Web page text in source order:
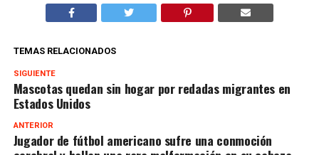
TEMAS RELACIONADOS
SIGUIENTE
Mascotas quedan sin hogar por redadas migrantes en
Estados Unidos
ANTERIOR
Jugador de fútbol americano sufre una conmoción